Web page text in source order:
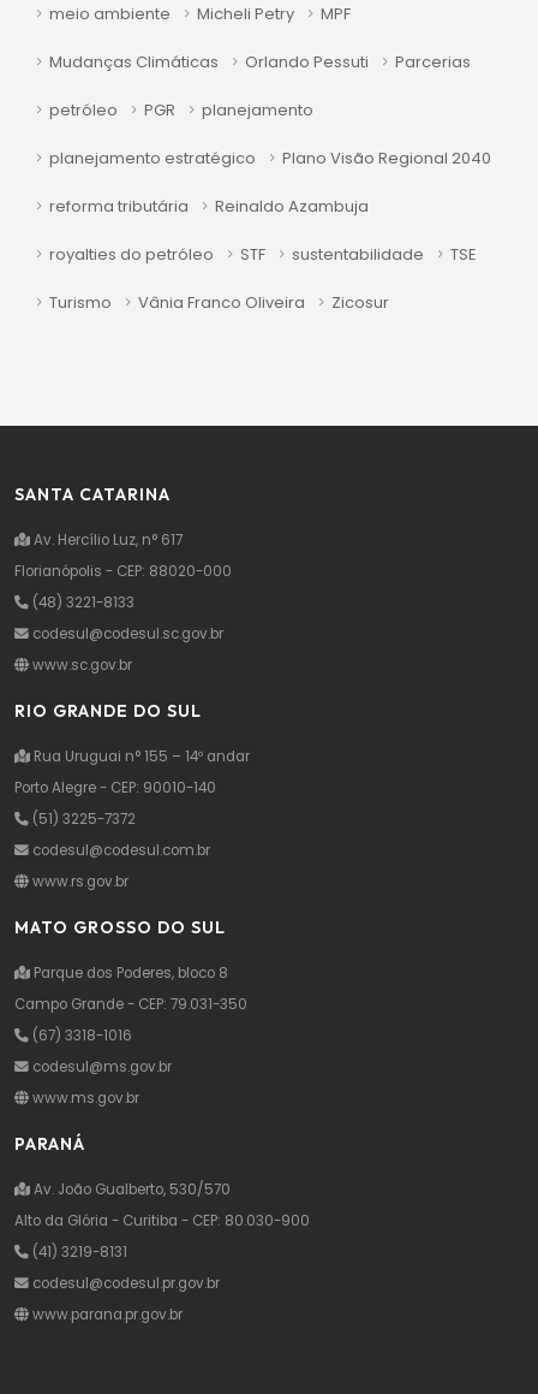
meio ambiente Micheli Petry MPF
Mudanças Climáticas Orlando Pessuti Parcerias
petróleo PGR planejamento
planejamento estratégico Plano Visão Regional 2040
reforma tributária Reinaldo Azambuja
royalties do petróleo STF sustentabilidade TSE
Turismo Vânia Franco Oliveira Zicosur
SANTA CATARINA
Av. Hercílio Luz, n° 617
Florianópolis - CEP: 88020-000
(48) 3221-8133
codesul@codesul.sc.gov.br
www.sc.gov.br
RIO GRANDE DO SUL
Rua Uruguai n° 155 – 14º andar
Porto Alegre - CEP: 90010-140
(51) 3225-7372
codesul@codesul.com.br
www.rs.gov.br
MATO GROSSO DO SUL
Parque dos Poderes, bloco 8
Campo Grande - CEP: 79.031-350
(67) 3318-1016
codesul@ms.gov.br
www.ms.gov.br
PARANÁ
Av. João Gualberto, 530/570
Alto da Glória - Curitiba - CEP: 80.030-900
(41) 3219-8131
codesul@codesul.pr.gov.br
www.parana.pr.gov.br